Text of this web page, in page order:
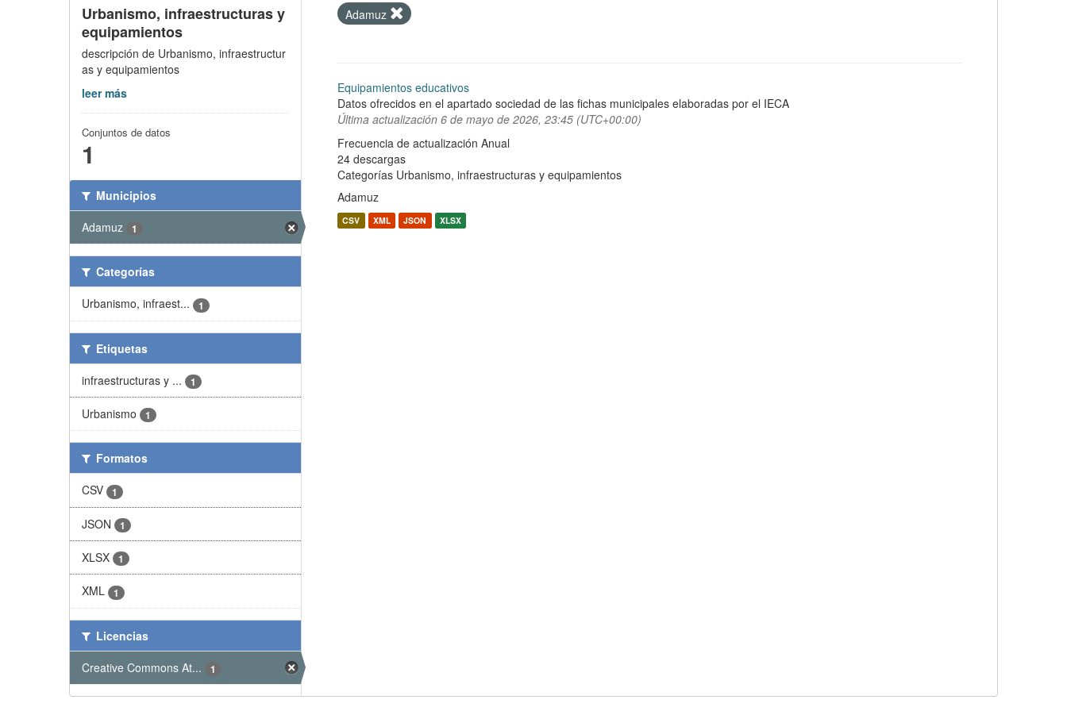
Urbanismo, infraestructuras y
equipamientos
descripción de Urbanismo, infraestructur
as y equipamientos
leer más
Conjuntos de datos
1
Municipios
Adamuz
1
Categorías
Urbanismo, infraest...
1
Etiquetas
infraestructuras y ...
1
Urbanismo 1
Formatos
CSV
1
JSON 1
XLSX 1
XML 1
Licencias
Creative Commons At...
1
Adamuz
Equipamientos educativos
Datos ofrecidos en el apartado sociedad de las fichas municipales elaboradas por el IECA
Última actualización 6 de mayo de 2026, 23:45 (UTC+00:00)
Frecuencia de actualización Anual
24 descargas
Categorías Urbanismo, infraestructuras y equipamientos
Adamuz
CSV XML JSON XLSX